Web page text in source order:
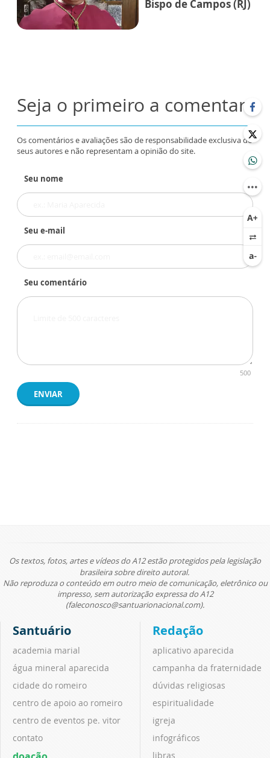
Bispo de Campos (RJ)
Seja o primeiro a comentar
Os comentários e avaliações são de responsabilidade exclusiva de
seus autores e não representam a opinião do site.
Seu nome
Seu e-mail
Seu comentário
500
ENVIAR
Os textos, fotos, artes e vídeos do A12 estão protegidos pela legislação
brasileira sobre direito autoral.
Não reproduza o conteúdo em outro meio de comunicação, eletrônico ou
impresso, sem autorização expressa do A12
(faleconosco@santuarionacional.com).
Santuário
academia marial
água mineral aparecida
cidade do romeiro
centro de apoio ao romeiro
centro de eventos pe. vitor
contato
Redação
aplicativo aparecida
campanha da fraternidade
dúvidas religiosas
espiritualidade
igreja
infográficos
libras